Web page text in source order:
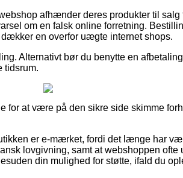
afhænder deres produkter til salg
om en falsk online forretning.
en overfor uægte internet shops.
Alternativt bør du benytte en
tidsrum.
for at være på den sikre side skimme
er e-mærket, fordi det længe har
lovgivning, samt at webshoppen ofte
din mulighed for støtte, ifald du